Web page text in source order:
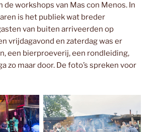
de workshops van Mas con Menos. In
is het publiek wat breder
van buiten arriveerden op
vrijdagavond en zaterdag was er
een bierproeverij, een rondleiding,
zo maar door. De foto’s spreken voor